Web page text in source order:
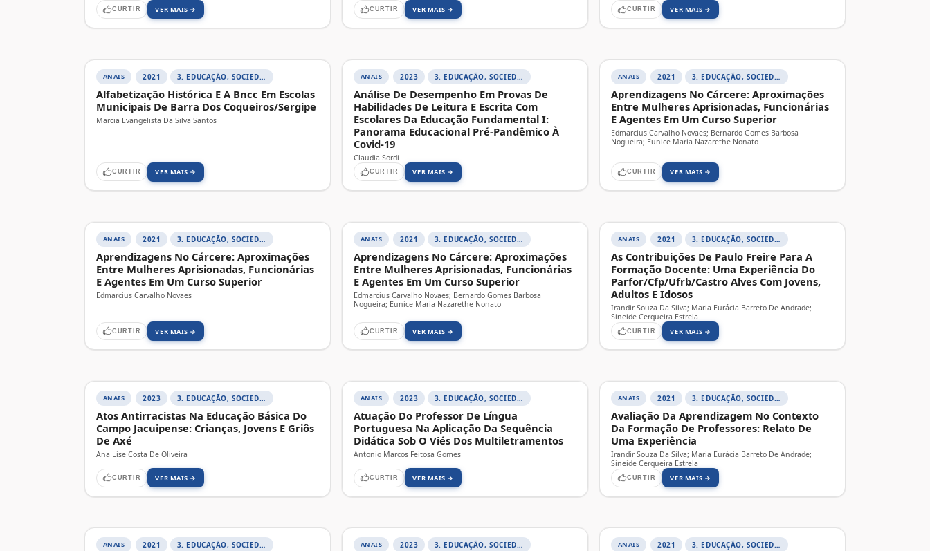
CURTIR VER MAIS → CURTIR VER MAIS → CURTIR VER MAIS →
ANAIS 2021 3. EDUCAÇÃO, SOCIEDADE E PRÁTICAS EDUCATIVAS
Alfabetização Histórica E A Bncc Em Escolas
Municipais De Barra Dos Coqueiros/Sergipe
Marcia Evangelista Da Silva Santos
CURTIR VER MAIS →
ANAIS 2023 3. EDUCAÇÃO, SOCIEDADE E PRÁTICAS EDUCATIVAS
Análise De Desempenho Em Provas De
Habilidades De Leitura E Escrita Com
Escolares Da Educação Fundamental I:
Panorama Educacional Pré-Pandêmico À
Covid-19
Claudia Sordi
CURTIR VER MAIS →
ANAIS 2021 3. EDUCAÇÃO, SOCIEDADE E PRÁTICAS EDUCATIVAS
Aprendizagens No Cárcere: Aproximações
Entre Mulheres Aprisionadas, Funcionárias
E Agentes Em Um Curso Superior
Edmarcius Carvalho Novaes; Bernardo Gomes Barbosa
Nogueira; Eunice Maria Nazarethe Nonato
CURTIR VER MAIS →
ANAIS 2021 3. EDUCAÇÃO, SOCIEDADE E PRÁTICAS EDUCATIVAS
Aprendizagens No Cárcere: Aproximações
Entre Mulheres Aprisionadas, Funcionárias
E Agentes Em Um Curso Superior
Edmarcius Carvalho Novaes
CURTIR VER MAIS →
ANAIS 2021 3. EDUCAÇÃO, SOCIEDADE E PRÁTICAS EDUCATIVAS
Aprendizagens No Cárcere: Aproximações
Entre Mulheres Aprisionadas, Funcionárias
E Agentes Em Um Curso Superior
Edmarcius Carvalho Novaes; Bernardo Gomes Barbosa
Nogueira; Eunice Maria Nazarethe Nonato
CURTIR VER MAIS →
ANAIS 2021 3. EDUCAÇÃO, SOCIEDADE E PRÁTICAS EDUCATIVAS
As Contribuições De Paulo Freire Para A
Formação Docente: Uma Experiência Do
Parfor/Cfp/Ufrb/Castro Alves Com Jovens,
Adultos E Idosos
Irandir Souza Da Silva; Maria Eurácia Barreto De Andrade;
Sineide Cerqueira Estrela
CURTIR VER MAIS →
ANAIS 2023 3. EDUCAÇÃO, SOCIEDADE E PRÁTICAS EDUCATIVAS
Atos Antirracistas Na Educação Básica Do
Campo Jacuipense: Crianças, Jovens E Griôs
De Axé
Ana Lise Costa De Oliveira
CURTIR VER MAIS →
ANAIS 2023 3. EDUCAÇÃO, SOCIEDADE E PRÁTICAS EDUCATIVAS
Atuação Do Professor De Língua
Portuguesa Na Aplicação Da Sequência
Didática Sob O Viés Dos Multiletramentos
Antonio Marcos Feitosa Gomes
CURTIR VER MAIS →
ANAIS 2021 3. EDUCAÇÃO, SOCIEDADE E PRÁTICAS EDUCATIVAS
Avaliação Da Aprendizagem No Contexto
Da Formação De Professores: Relato De
Uma Experiência
Irandir Souza Da Silva; Maria Eurácia Barreto De Andrade;
Sineide Cerqueira Estrela
CURTIR VER MAIS →
ANAIS 2021 3. EDUCAÇÃO, SOCIEDADE E PRÁTICAS EDUCATIVAS ANAIS 2023 3. EDUCAÇÃO, SOCIEDADE E PRÁTICAS EDUCATIVAS ANAIS 2021 3. EDUCAÇÃO, SOCIEDADE E PRÁTICAS EDUCATIVAS